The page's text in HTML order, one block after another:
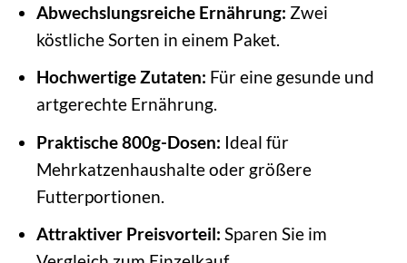
Abwechslungsreiche Ernährung: Zwei
köstliche Sorten in einem Paket.
Hochwertige Zutaten: Für eine gesunde und
artgerechte Ernährung.
Praktische 800g-Dosen: Ideal für
Mehrkatzenhaushalte oder größere
Futterportionen.
Attraktiver Preisvorteil: Sparen Sie im